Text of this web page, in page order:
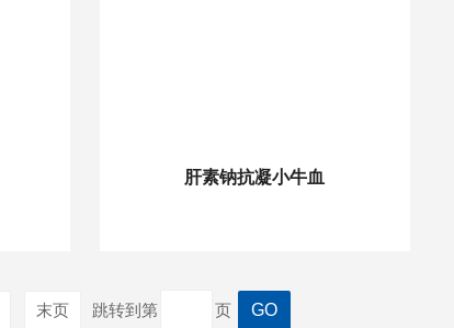
肝素钠抗凝小牛血
末页 跳转到第 页